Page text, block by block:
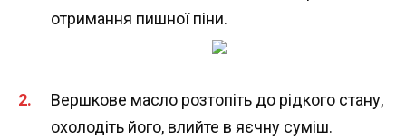
отримання пишної піни.
Вершкове масло розтопіть до рідкого стану,
охолодіть його, влийте в яєчну суміш.